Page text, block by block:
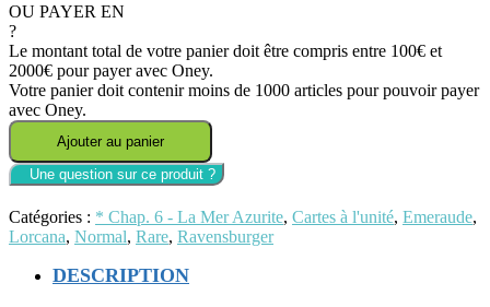
OU PAYER EN
?
Le montant total de votre panier doit être compris entre 100€ et
2000€ pour payer avec Oney.
Votre panier doit contenir moins de 1000 articles pour pouvoir payer
avec Oney.
quantité
S6
-
Lorcana
-
073/204
Ajouter au panier
Catégories : * Chap. 6 - La Mer Azurite, Cartes à l'unité, Emeraude,
Lorcana, Normal, Rare, Ravensburger
DESCRIPTION